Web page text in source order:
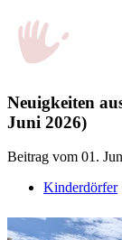
Neuigkeiten
Juni 2026)
Beitrag vom 01.
Kinderdörfer